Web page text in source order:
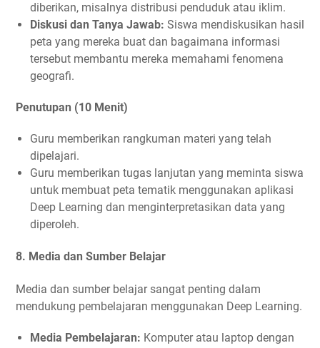
diberikan, misalnya distribusi penduduk atau iklim.
Diskusi dan Tanya Jawab: Siswa mendiskusikan hasil
peta yang mereka buat dan bagaimana informasi
tersebut membantu mereka memahami fenomena
geografi.
Penutupan (10 Menit)
Guru memberikan rangkuman materi yang telah
dipelajari.
Guru memberikan tugas lanjutan yang meminta siswa
untuk membuat peta tematik menggunakan aplikasi
Deep Learning dan menginterpretasikan data yang
diperoleh.
8. Media dan Sumber Belajar
Media dan sumber belajar sangat penting dalam
mendukung pembelajaran menggunakan Deep Learning.
Media Pembelajaran: Komputer atau laptop dengan